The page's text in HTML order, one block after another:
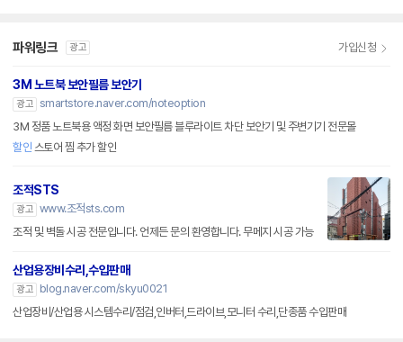
파워링크 광고 가입신청
3M 노트북 보안필름 보안기
광고 smartstore.naver.com/noteoption
3M 정품 노트북용 액정 화면 보안필름 블루라이트 차단 보안기 및 주변기기 전문몰
할인 스토어 찜 추가 할인
조적STS
광고 www.조적sts.com
조적 및 벽돌 시공 전문입니다. 언제든 문의 환영합니다. 무메지 시공 가능
산업용장비수리,수입판매
광고
blog.naver.com/skyu0021
산업장비/산업용 시스템수리/점검,인버터,드라이브,모니터 수리,단종품 수입판매